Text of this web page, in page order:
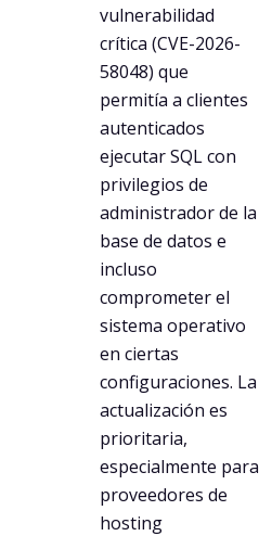
vulnerabilidad
crítica (CVE-2026-
58048) que
permitía a clientes
autenticados
ejecutar SQL con
privilegios de
administrador de la
base de datos e
incluso
comprometer el
sistema operativo
en ciertas
configuraciones. La
actualización es
prioritaria,
especialmente para
proveedores de
hosting